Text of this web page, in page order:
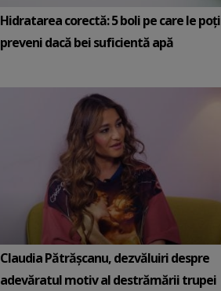
Hidratarea corectă: 5 boli pe care le poți
preveni dacă bei suficientă apă
Claudia Pătrășcanu, dezvăluiri despre
adevăratul motiv al destrămării trupei